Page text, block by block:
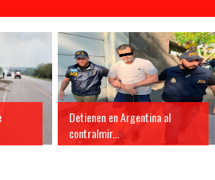
Detienen en Argentina al
contralmir...